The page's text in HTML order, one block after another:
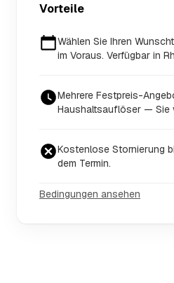
Vorteile
Wählen Sie Ihren
im Voraus. Verfügbar in
Mehrere Festpreis-
Haushaltsauflöser — Sie
Kostenlose Stornierung
dem Termin.
Bedingungen ansehen